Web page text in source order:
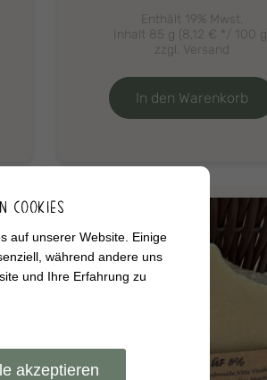
Enthält 19% Mwst.
Inhalt 85 g (8,12 € */ 100 g)
zzgl. Versand
In den Warenkorb
COOKIES
auf unserer Website. Einige
während andere uns
und Ihre Erfahrung zu